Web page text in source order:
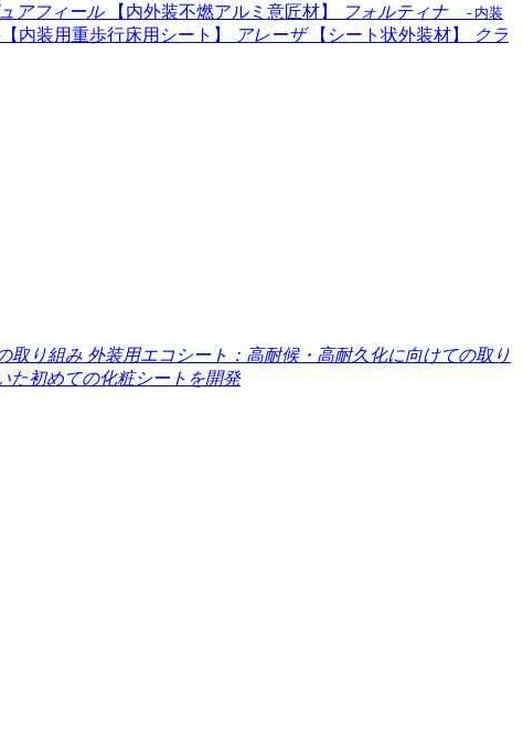
アフィール 【内外装不燃アルミ意匠材】 フォルティナ
- 内装
【内装用重歩行床用シート】 アレーザ 【シート状外装材】
クラ
取り組み 外装用エコシート：高耐候・高耐久化に向けての取り
た初めての化粧シートを開発